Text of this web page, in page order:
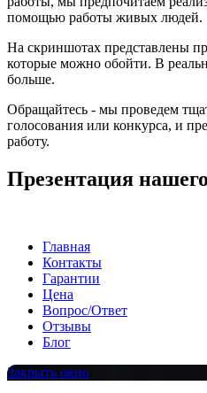
помощью работы живых людей.
На скриншотах представлены
которые можно обойти. В
больше.
Обращайтесь - мы проведем
голосования или конкурса, и
работу.
Презентация
Главная
Контакты
Гарантии
Цена
Вопрос/Ответ
Отзывы
Блог
Закрыть окно